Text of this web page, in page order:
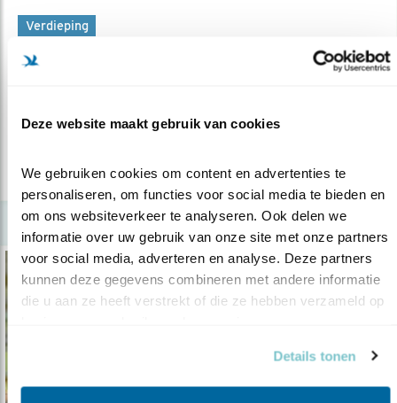
Deze website maakt gebruik van cookies
We gebruiken cookies om content en advertenties te
personaliseren, om functies voor social media te bieden en
om ons websiteverkeer te analyseren. Ook delen we
informatie over uw gebruik van onze site met onze partners
voor social media, adverteren en analyse. Deze partners
kunnen deze gegevens combineren met andere informatie
die u aan ze heeft verstrekt of die ze hebben verzameld op
Details tonen
Verdieping
De wulpen van Staphorst
lees meer